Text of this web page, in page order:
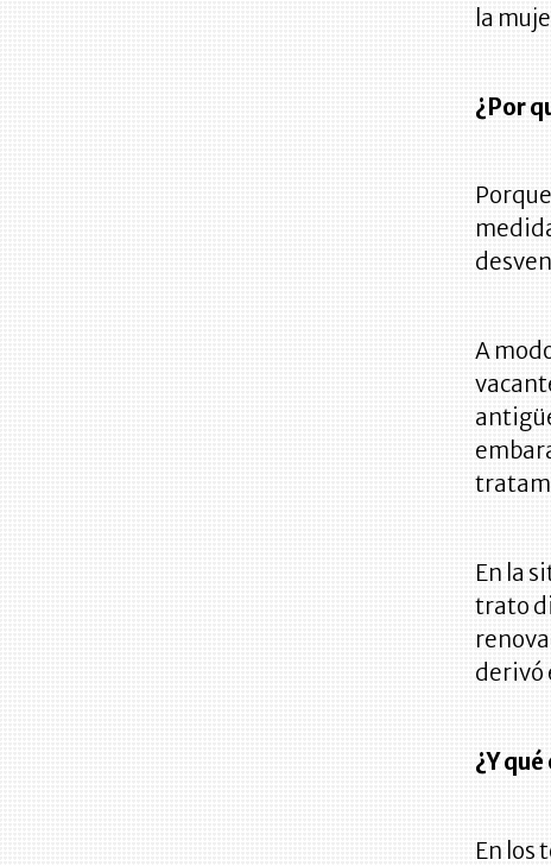
la
¿Por
A
En la
trato
derivó
¿Y
En los